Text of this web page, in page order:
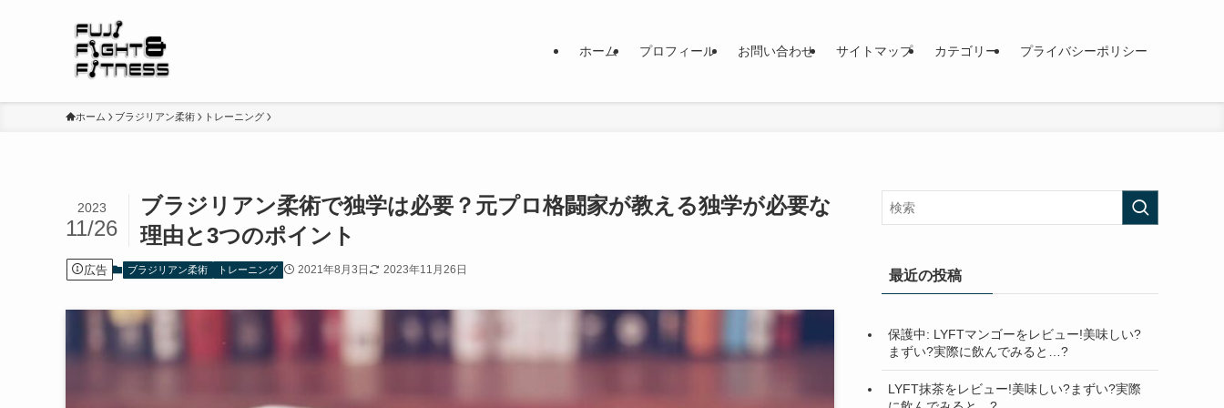
ホーム プロフィール お問い合わせ サイトマップ カテゴリー プライバシーポリシー
ホーム ブラジリアン柔術 トレーニング
ブラジリアン柔術で独学は必要？元プロ格闘家が教える独学が必要な
理由と3つのポイント
2023
11/26
広告 ブラジリアン柔術 トレーニング 2021年8月3日 2023年11月26日 最近の投稿
保護中: LYFTマンゴーをレビュー!美味しい?
まずい?実際に飲んでみると…?
LYFT抹茶をレビュー!美味しい?まずい?実際